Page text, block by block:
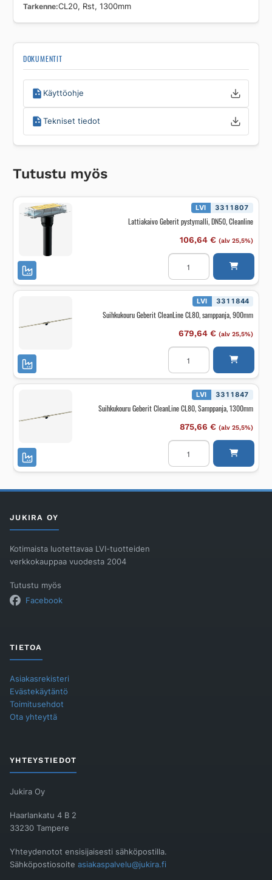
Tarkenne CL20, Rst, 1300mm
DOKUMENTIT
Käyttöohje
Tekniset tiedot
Tutustu myös
LVI 3311807
Lattiakaivo Geberit pystymalli, DN50, Cleanline
106,64 € (alv 25,5%)
Lattiakaivo
Geberit
pystymalli,
DN50,
Cleanline
LVI 3311844
Suihkukouru Geberit CleanLine CL80, samppanja, 900mm
679,64 € (alv 25,5%)
Suihkukouru
Geberit
CleanLine
CL80,
samppanja,
900mm
määrä
LVI 3311847
Suihkukouru Geberit CleanLine CL80, Samppanja, 1300mm
875,66 € (alv 25,5%)
Suihkukouru
Geberit
CleanLine
CL80,
määrä
JUKIRA OY
Kotimaista luotettavaa LVI-tuotteiden
verkkokauppaa vuodesta 2004
Tutustu myös
Facebook
TIETOA
Asiakasrekisteri
Evästekäytäntö
Toimitusehdot
Ota yhteyttä
YHTEYSTIEDOT
Jukira Oy
Haarlankatu 4 B 2
33230 Tampere
Yhteydenotot ensisijaisesti sähköpostilla.
Sähköpostiosoite asiakaspalvelu@jukira.fi